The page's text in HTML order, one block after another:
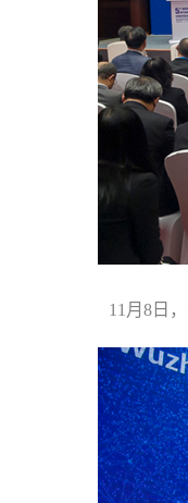
11月8日